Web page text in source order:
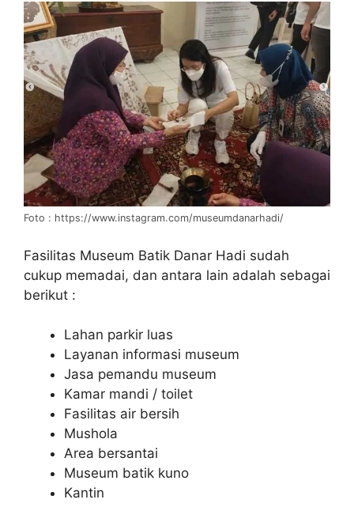
Foto : https://www.instagram.com/museumdanarhadi/
Fasilitas Museum Batik Danar Hadi sudah
cukup memadai, dan antara lain adalah sebagai
berikut :
Lahan parkir luas
Layanan informasi museum
Jasa pemandu museum
Kamar mandi / toilet
Fasilitas air bersih
Mushola
Area bersantai
Museum batik kuno
Kantin